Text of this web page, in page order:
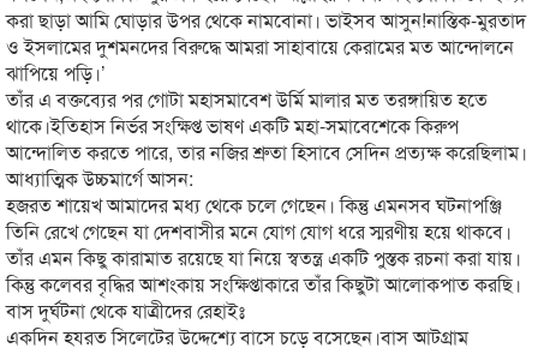
করা ছাড়া আমি ঘোড়ার উপর থেকে নামবোনা। ভাইসব আসুন!নাস্তিক-মুরতাদ
ও ইসলামের দুশমনদের বিরুদ্ধে আমরা সাহাবায়ে কেরামের মত আন্দোলনে
ঝাপিয়ে পড়ি।’
তাঁর এ বক্তব্যের পর গোটা মহাসমাবেশ উর্মি মালার মত তরঙ্গায়িত হতে
থাকে।ইতিহাস নির্ভর সংক্ষিপ্ত ভাষণ একটি মহা-সমাবেশেকে কিরুপ
আন্দোলিত করতে পারে, তার নজির শ্রুতা হিসাবে সেদিন প্রত্যক্ষ করেছিলাম।
আধ্যাত্মিক উচ্চমার্গে আসন:
হজরত শায়েখ আমাদের মধ্য থেকে চলে গেছেন। কিন্তু এমনসব ঘটনাপঞ্জি
তিনি রেখে গেছেন যা দেশবাসীর মনে যোগ যোগ ধরে স্মরণীয় হয়ে থাকবে।
তাঁর এমন কিছু কারামাত রয়েছে যা নিয়ে স্বতন্ত্র একটি পুস্তক রচনা করা যায়।
কিন্তু কলেবর বৃদ্ধির আশংকায় সংক্ষিপ্তাকারে তাঁর কিছুটা আলোকপাত করছি।
বাস দুর্ঘটনা থেকে যাত্রীদের রেহাইঃ
একদিন হযরত সিলেটের উদ্দেশ্যে বাসে চড়ে বসেছেন।বাস আটগ্রাম